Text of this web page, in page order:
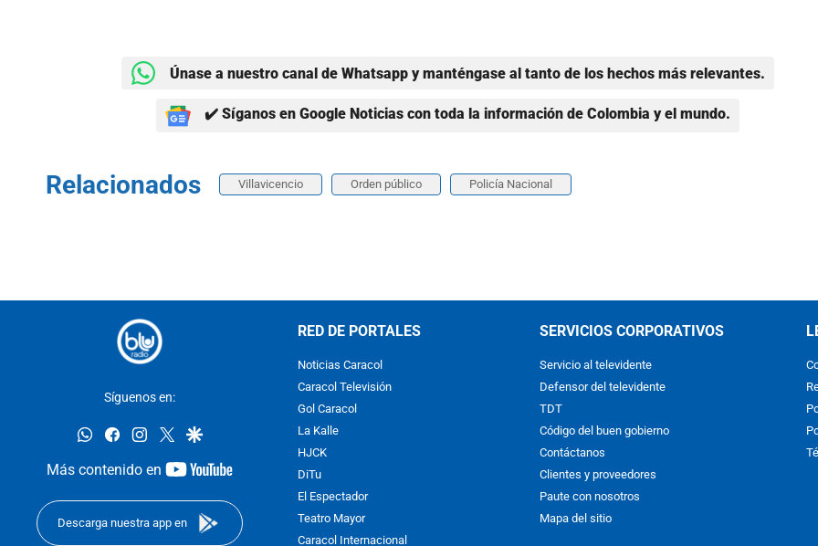
Únase a nuestro canal de Whatsapp y manténgase al tanto de los hechos más relevantes.
✔️ Síganos en Google Noticias con toda la información de Colombia y el mundo.
Relacionados Villavicencio Orden público Policía Nacional
Síguenos en:
whatsappfacebookinstagram
twittergoogle
Más contenido en
youtube-
Descarga nuestra app en
RED DE PORTALES
Noticias Caracol
Caracol Televisión
Gol Caracol
La Kalle
HJCK
DiTu
El Espectador
Teatro Mayor
Caracol Internacional
SERVICIOS CORPORATIVOS
Servicio al televidente
Defensor del televidente
TDT
Código del buen gobierno
Contáctanos
Clientes y proveedores
Paute con nosotros
Mapa del sitio